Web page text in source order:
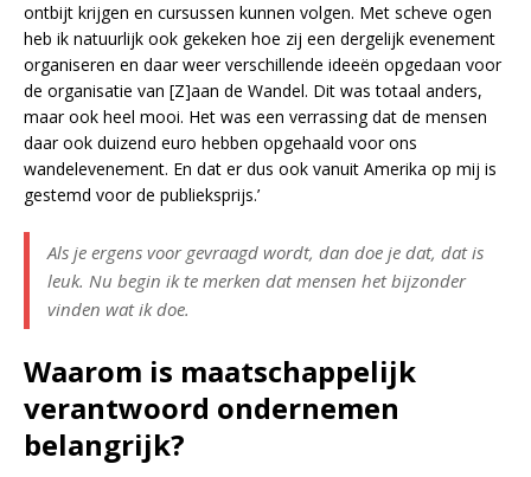
ontbijt krijgen en cursussen kunnen volgen. Met scheve ogen
heb ik natuurlijk ook gekeken hoe zij een dergelijk evenement
organiseren en daar weer verschillende ideeën opgedaan voor
de organisatie van [Z]aan de Wandel. Dit was totaal anders,
maar ook heel mooi. Het was een verrassing dat de mensen
daar ook duizend euro hebben opgehaald voor ons
wandelevenement. En dat er dus ook vanuit Amerika op mij is
gestemd voor de publieksprijs.’
Als je ergens voor gevraagd wordt, dan doe je dat, dat is
leuk. Nu begin ik te merken dat mensen het bijzonder
vinden wat ik doe.
Waarom is maatschappelijk
verantwoord ondernemen
belangrijk?